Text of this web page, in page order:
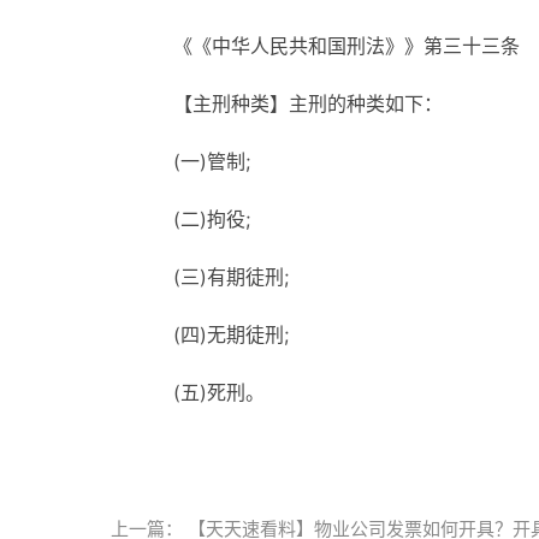
《《中华人民共和国刑法》》第三十三条
【主刑种类】主刑的种类如下：
(一)管制;
(二)拘役;
(三)有期徒刑;
(四)无期徒刑;
(五)死刑。
上一篇：
【天天速看料】物业公司发票如何开具？